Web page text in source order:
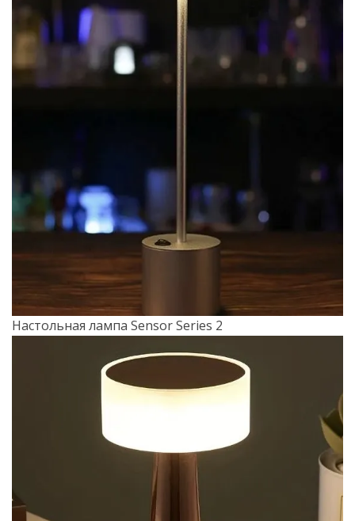
Настольная лампа Sensor Series 2